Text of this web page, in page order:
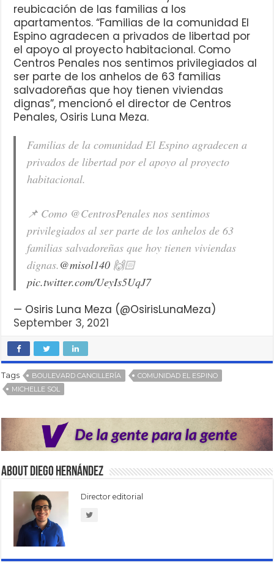
reubicación de las familias a los
apartamentos. “Familias de la comunidad El
Espino agradecen a privados de libertad por
el apoyo al proyecto habitacional. Como
Centros Penales nos sentimos privilegiados al
ser parte de los anhelos de 63 familias
salvadoreñas que hoy tienen viviendas
dignas”, mencionó el director de Centros
Penales, Osiris Luna Meza.
Familias de la comunidad El Espino agradecen a
privados de libertad por el apoyo al proyecto
habitacional.
📌 Como @CentrosPenales nos sentimos
privilegiados al ser parte de los anhelos de 63
familias salvadoreñas que hoy tienen viviendas
dignas. @misol140 🙌🏻
pic.twitter.com/UeyIs5UqJ7
— Osiris Luna Meza (@OsirisLunaMeza)
September 3, 2021
Tags BOULEVARD CANCILLERÍA
COMUNIDAD EL ESPINO
MICHELLE SOL
About Diego Hernández
Director editorial